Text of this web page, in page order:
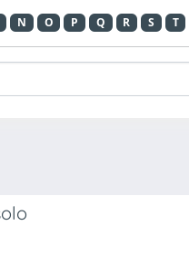
N O P Q R S T